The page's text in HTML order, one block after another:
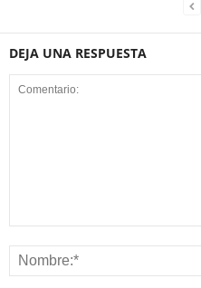
DEJA UNA RESPUESTA